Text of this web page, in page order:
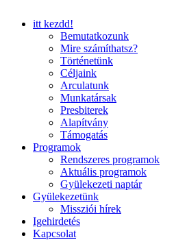
itt kezdd!
Bemutatkozunk
Mire számíthatsz?
Történetünk
Céljaink
Arculatunk
Munkatársak
Presbiterek
Alapítvány
Támogatás
Programok
Rendszeres programok
Aktuális programok
Gyülekezeti naptár
Gyülekezetünk
Missziói hírek
Igehirdetés
Kapcsolat